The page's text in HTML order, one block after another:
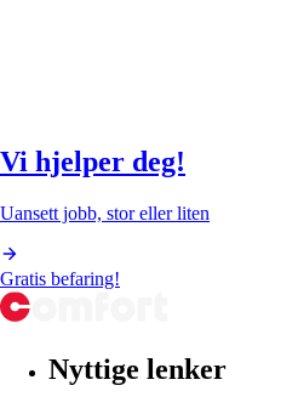
Vi hjelper deg!
Uansett jobb, stor eller liten
Gratis befaring!
Nyttige lenker